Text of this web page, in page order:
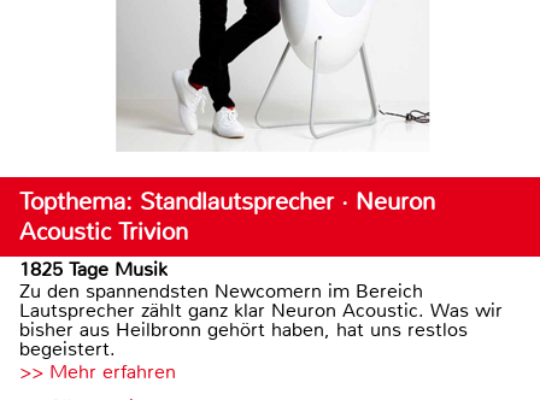
Topthema: Standlautsprecher · Neuron
Acoustic Trivion
1825 Tage Musik
Zu den spannendsten Newcomern im Bereich
Lautsprecher zählt ganz klar Neuron Acoustic. Was wir
bisher aus Heilbronn gehört haben, hat uns restlos
begeistert.
>> Mehr erfahren